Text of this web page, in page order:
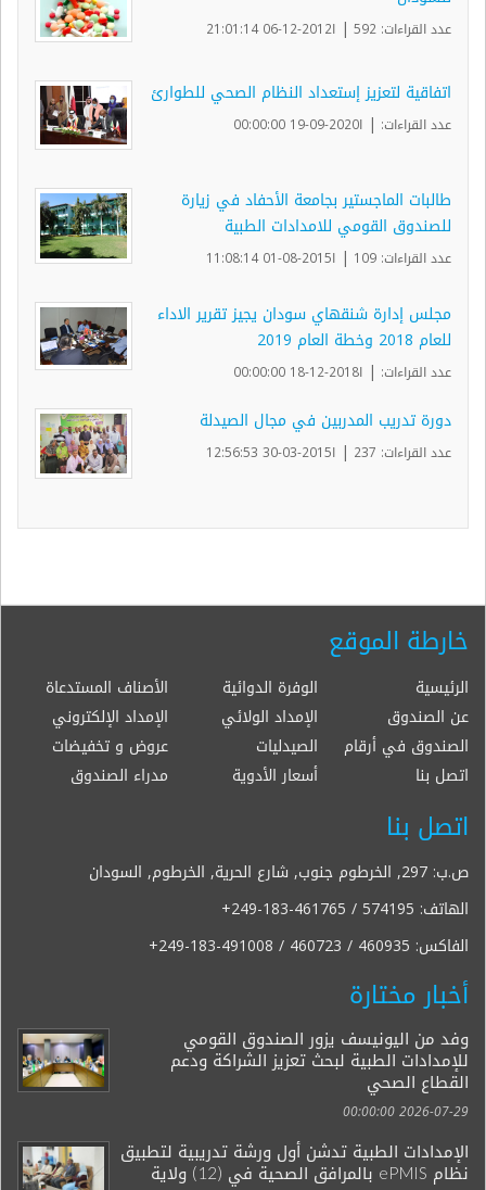
عدد القراءات: 592 | ا2012-12-06 21:01:14
اتفاقية لتعزيز إستعداد النظام الصحي للطوارئ
عدد القراءات: | ا2020-09-19 00:00:00
طالبات الماجستير بجامعة الأحفاد في زيارة
للصندوق القومي للامدادات الطبية
عدد القراءات: 109 | ا2015-08-01 11:08:14
مجلس إدارة شنقهاي سودان يجيز تقرير الاداء
للعام 2018 وخطة العام 2019
عدد القراءات: | ا2018-12-18 00:00:00
دورة تدريب المدربين في مجال الصيدلة
عدد القراءات: 237 | ا2015-03-30 12:56:53
خارطة الموقع
الرئيسية الوفرة الدوائية
الأصناف المستدعاة
عن الصندوق
الإمداد الولائي
الإمداد الإلكتروني
الصندوق في أرقام
الصيدليات
عروض و تخفيضات
اتصل بنا
أسعار الأدوية مدراء الصندوق
اتصل بنا
ص.ب: 297, الخرطوم جنوب, شارع الحرية, الخرطوم, السودان
الهاتف: +249-183-461765 / 574195
الفاكس: +249-183-491008 / 460723 / 460935
أخبار مختارة
وفد من اليونيسف يزور الصندوق القومي
للإمدادات الطبية لبحث تعزيز الشراكة ودعم
القطاع الصحي
2026-07-29 00:00:00
الإمدادات الطبية تدشن أول ورشة تدريبية لتطبيق
نظام ePMIS بالمرافق الصحية في (12) ولاية